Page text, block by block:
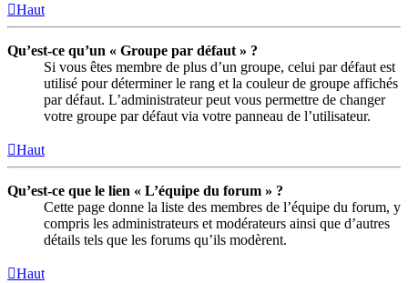
Haut
Qu’est-ce qu’un « Groupe par défaut » ?
Si vous êtes membre de plus d’un groupe, celui par défaut est
utilisé pour déterminer le rang et la couleur de groupe affichés
par défaut. L’administrateur peut vous permettre de changer
votre groupe par défaut via votre panneau de l’utilisateur.
Haut
Qu’est-ce que le lien « L’équipe du forum » ?
Cette page donne la liste des membres de l’équipe du forum, y
compris les administrateurs et modérateurs ainsi que d’autres
détails tels que les forums qu’ils modèrent.
Haut